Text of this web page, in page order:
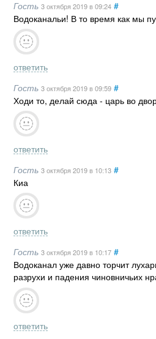
Гость 3 октября 2019в 09:24 #
Водоканальи! В то время как мы
ответить
Гость 3 октября 2019в 09:59 #
Ходи то, делай сюда - царь во
ответить
Гость 3 октября 2019в 10:13 #
Киа
ответить
Гость 3 октября 2019в 10:17 #
Водоканал уже давно торчит
разрухи и падения чиновничьих
ответить